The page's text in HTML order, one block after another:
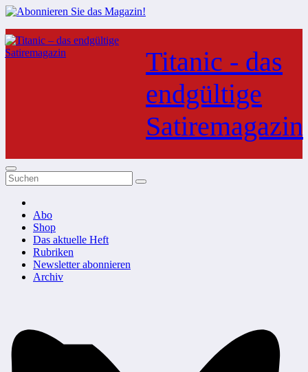
Zum
Inhalt
springen
Titanic - das
endgültige
Satiremagazin
Abo
Shop
Das aktuelle Heft
Rubriken
Newsletter abonnieren
Archiv